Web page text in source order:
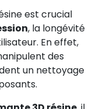
est crucial
, la longévité
En effet,
des
un nettoyage